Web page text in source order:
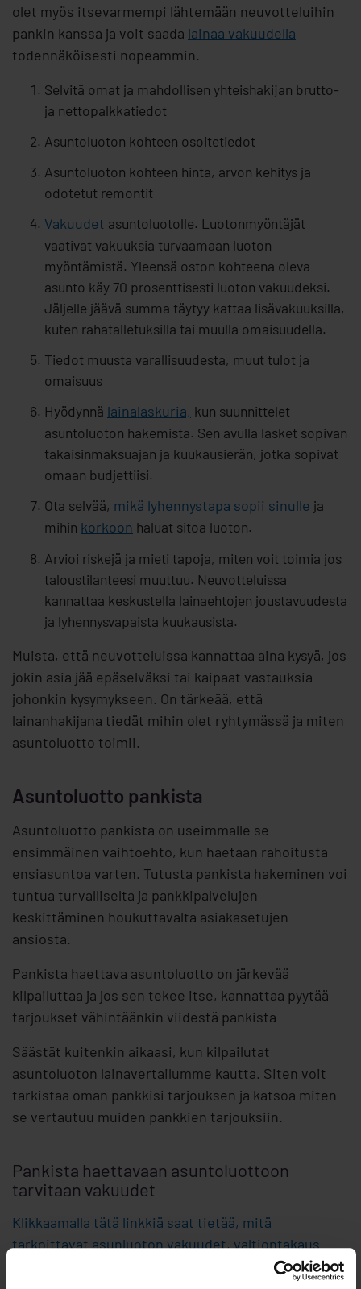
olet myös itsevarmempi lähtemään neuvotteluihin
pankin kanssa ja voit saada lainaa vakuudella
todennäköisesti nopeammin.
Selvitä omat ja mahdollisen yhteishakijan brutto-
ja nettopalkkatiedot
Asuntoluoton kohteen osoitetiedot
Asuntoluoton kohteen hinta, arvon kehitys ja
odotetut remontit
Vakuudet asuntoluotolle. Luotonmyöntäjät
vaativat vakuuksia turvaamaan luoton
myöntämistä. Yleensä oston kohteena oleva
asunto käy 70 prosenttisesti luoton vakuudeksi.
Jäljelle jäävä summa täytyy kattaa lisävakuuksilla,
kuten rahatalletuksilla tai muulla omaisuudella.
Tiedot muusta varallisuudesta, muut tulot ja
omaisuus
Hyödynnä lainalaskuria, kun suunnittelet
asuntoluoton hakemista. Sen avulla lasket sopivan
takaisinmaksuajan ja kuukausierän, jotka sopivat
omaan budjettiisi.
Ota selvää, mikä lyhennystapa sopii sinulle ja
mihin korkoon haluat sitoa luoton.
Arvioi riskejä ja mieti tapoja, miten voit toimia jos
taloustilanteesi muuttuu. Neuvotteluissa
kannattaa keskustella lainaehtojen joustavuudesta
ja lyhennysvapaista kuukausista.
Muista, että neuvotteluissa kannattaa aina kysyä, jos
jokin asia jää epäselväksi tai kaipaat vastauksia
johonkin kysymykseen. On tärkeää, että
lainanhakijana tiedät mihin olet ryhtymässä ja miten
asuntoluotto toimii.
Asuntoluotto pankista
Asuntoluotto pankista on useimmalle se
ensimmäinen vaihtoehto, kun haetaan rahoitusta
ensiasuntoa varten. Tutusta pankista hakeminen voi
tuntua turvalliselta ja pankkipalvelujen
keskittäminen houkuttavalta asiakasetujen
ansiosta.
Pankista haettava asuntoluotto on järkevää
kilpailuttaa ja jos sen tekee itse, kannattaa pyytää
tarjoukset vähintäänkin viidestä pankista
Säästät kuitenkin aikaasi, kun kilpailutat
asuntoluoton lainavertailumme kautta. Siten voit
tarkistaa oman pankkisi tarjouksen ja katsoa miten
se vertautuu muiden pankkien tarjouksiin.
Pankista haettavaan asuntoluottoon
tarvitaan vakuudet
Klikkaamalla tätä linkkiä saat tietää, mitä
tarkoittavat asunluoton vakuudet, valtiontakaus